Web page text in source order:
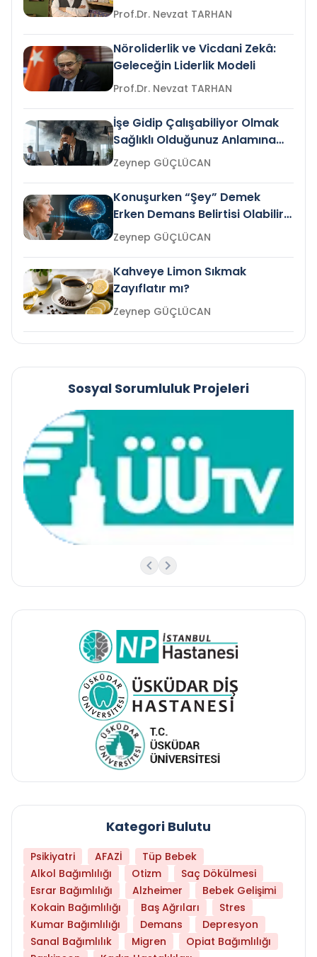
Prof.Dr. Nevzat TARHAN
Nöroliderlik ve Vicdani Zekâ:
Geleceğin Liderlik Modeli
Prof.Dr. Nevzat TARHAN
İşe Gidip Çalışabiliyor Olmak
Sağlıklı Olduğunuz Anlamına
Gelir mi?Zeynep GÜÇLÜCAN
Konuşurken “Şey” Demek
Erken Demans Belirtisi Olabilir
mi?
Zeynep GÜÇLÜCAN
Kahveye Limon Sıkmak
Zayıflatır mı?
Zeynep GÜÇLÜCAN
Sosyal Sorumluluk Projeleri
Kategori Bulutu
Psikiyatri AFAZİ
Tüp Bebek
Alkol Bağımlılığı
Otizm
Saç Dökülmesi
Esrar Bağımlılığı
Alzheimer
Bebek Gelişimi
Kokain Bağımlılığı
Baş Ağrıları
Stres
Kumar Bağımlılığı
Demans
Depresyon
Sanal Bağımlılık
Migren
Opiat Bağımlılığı